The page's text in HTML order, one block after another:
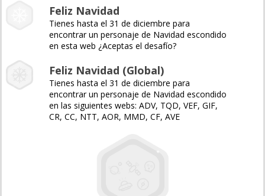
Feliz Navidad
Tienes hasta el 31 de diciembre para
encontrar un personaje de Navidad escondido
en esta web ¿Aceptas el desafío?
Feliz Navidad (Global)
Tienes hasta el 31 de diciembre para
encontrar un personaje de Navidad escondido
en las siguientes webs: ADV, TQD, VEF, GIF,
CR, CC, NTT, AOR, MMD, CF, AVE